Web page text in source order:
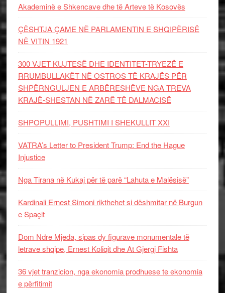
Akademinë e Shkencave dhe të Arteve të Kosovës
ÇËSHTJA ÇAME NË PARLAMENTIN E SHQIPËRISË
NË VITIN 1921
300 VJET KUJTESË DHE IDENTITET-TRYEZË E
RRUMBULLAKËT NË OSTROS TË KRAJËS PËR
SHPËRNGULJEN E ARBËRESHËVE NGA TREVA
KRAJË-SHESTAN NË ZARË TË DALMACISË
SHPOPULLIMI, PUSHTIMI I SHEKULLIT XXI
VATRA’s Letter to President Trump: End the Hague
Injustice
Nga Tirana në Kukaj për të parë “Lahuta e Malësisë”
Kardinali Ernest Simoni rikthehet si dëshmitar në Burgun
e Spaçit
Dom Ndre Mjeda, sipas dy figurave monumentale të
letrave shqipe, Ernest Koliqit dhe At Gjergj Fishta
36 vjet tranzicion, nga ekonomia prodhuese te ekonomia
e përfitimit